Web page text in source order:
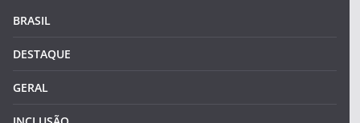
BRASIL
DESTAQUE
GERAL